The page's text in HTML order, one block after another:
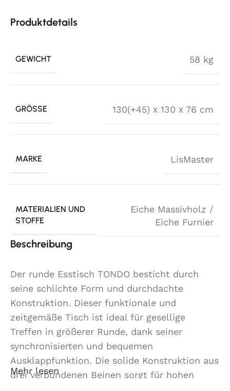
Produktdetails
GEWICHT 58 kg
GRÖSSE 130(+45) х 130 х 76 cm
MARKE LisMaster
MATERIALIEN UND
STOFFE
Eiche Massivholz /
Eiche Furnier
Beschreibung
Der runde Esstisch TONDO besticht durch
seine schlichte Form und durchdachte
Konstruktion. Dieser funktionale und
zeitgemäße Tisch ist ideal für gesellige
Treffen in größerer Runde, dank seiner
synchronisierten und bequemen
Ausklappfunktion. Die solide Konstruktion aus
drei verbundenen Beinen sorgt für hohen
Mehr lesen